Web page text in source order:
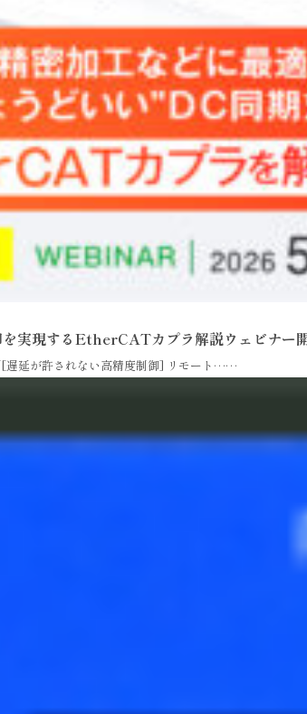
実現するEtherCATカプラ解説ウェビナー
遅延が許されない高精度制御] リモート……